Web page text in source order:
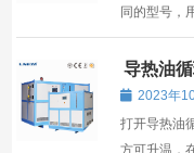
同的型号，
向厂家提供
导热油
2023年
打开导热油
方可升温，